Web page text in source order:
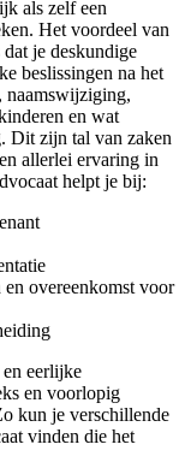
als zelf een
Het voordeel van
je deskundige
beslissingen na het
naamswijziging,
en wat
Dit zijn tal van zaken
allerlei ervaring in
helpt je bij:
en overeenkomst voor
eerlijke
en voorlopig
kun je verschillende
vinden die het